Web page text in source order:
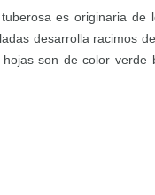
es originaria de
desarrolla racimos
son de color verde